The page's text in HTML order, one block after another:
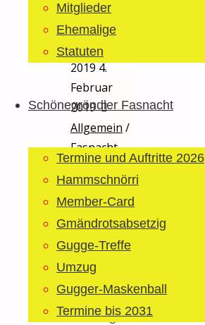
Mitglieder
Ehemalige
Statuten
Schönegröndler Fasnacht
Termine und Auftritte 2026
Hammschnörri
Member-Card
Gmändrotsabsetzig
Gugge-Treffe
Umzug
Gugger-Maskenball
Termine bis 2031
Haribo
4. Februar
20194.
Februar
2019
Allgemein /
Fasnacht
2019/
Termine
Schon ist
das zweite
Fasnachtswochende
Geschichte.
Am
Samstag